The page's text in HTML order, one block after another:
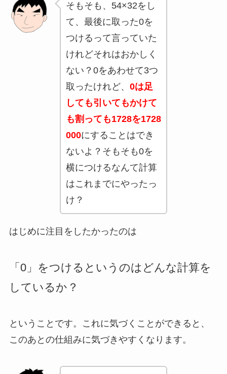
そもそも、 54×32をし
て、最後に取った0を
つける って言っていた
けれどそれはおかしく
ない？0をあわせて3つ
取ったけれど、 0は足
しても引いてもかけて
も割っても1728を1728
000にすることはでき
ないよ？そもそも0を
横につけるなんて計算
はこれまでにやったっ
け？
はじめに注目をしたかったのは
「0」をつけるというのはどんな計算を
しているか？
ということです。これに気づくことができると、
このあとの仕組みに気づきやすくなります。